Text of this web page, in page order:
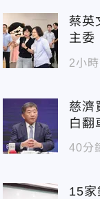
蔡英
主
2小
慈濟
40分
15家